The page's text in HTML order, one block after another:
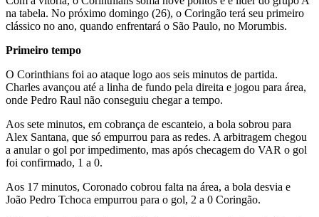
na tabela. No próximo domingo (26), o Coringão terá seu primeiro
clássico no ano, quando enfrentará o São Paulo, no Morumbis.
Primeiro tempo
O Corinthians foi ao ataque logo aos seis minutos de partida.
Charles avançou até a linha de fundo pela direita e jogou para área,
onde Pedro Raul não conseguiu chegar a tempo.
Aos sete minutos, em cobrança de escanteio, a bola sobrou para
Alex Santana, que só empurrou para as redes. A arbitragem chegou
a anular o gol por impedimento, mas após checagem do VAR o gol
foi confirmado, 1 a 0.
Aos 17 minutos, Coronado cobrou falta na área, a bola desvia e
João Pedro Tchoca empurrou para o gol, 2 a 0 Coringão.